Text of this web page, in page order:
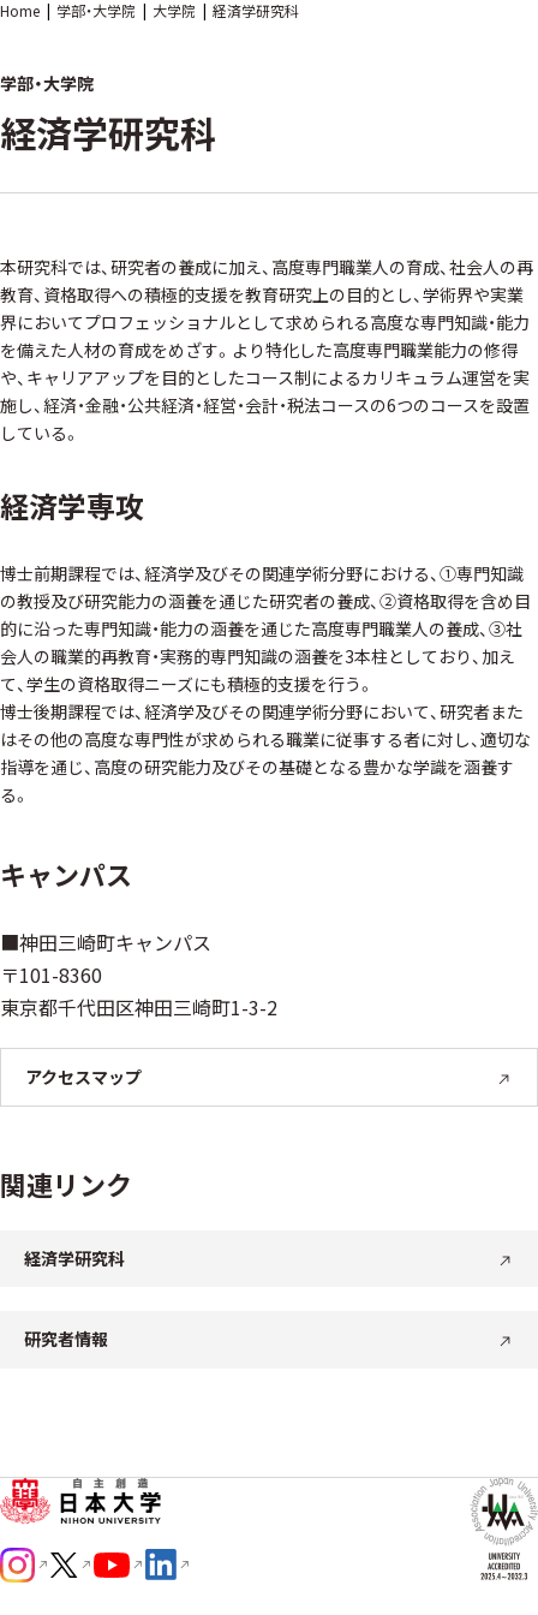
Home 学部・大学院 大学院 経済学研究科
学部・大学院
経済学研究科
本研究科では、研究者の養成に加え、高度専門職業人の育成、社会人の再
教育、資格取得への積極的支援を教育研究上の目的とし、学術界や実業
界においてプロフェッショナルとして求められる高度な専門知識・能力
を備えた人材の育成をめざす。より特化した高度専門職業能力の修得
や、キャリアアップを目的としたコース制によるカリキュラム運営を実
施し、経済・金融・公共経済・経営・会計・税法コースの6つのコースを設置
している。
経済学専攻
博士前期課程では、経済学及びその関連学術分野における、①専門知識
の教授及び研究能力の涵養を通じた研究者の養成、②資格取得を含め目
的に沿った専門知識・能力の涵養を通じた高度専門職業人の養成、③社
会人の職業的再教育・実務的専門知識の涵養を3本柱としており、加え
て、学生の資格取得ニーズにも積極的支援を行う。
博士後期課程では、経済学及びその関連学術分野において、研究者また
はその他の高度な専門性が求められる職業に従事する者に対し、適切な
指導を通じ、高度の研究能力及びその基礎となる豊かな学識を涵養す
る。
キャンパス
■神田三崎町キャンパス
〒101-8360
東京都千代田区神田三崎町1-3-2
アクセスマップ
関連リンク
経済学研究科
研究者情報